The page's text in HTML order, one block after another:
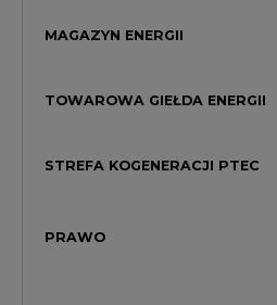
MAGAZYN ENERGII
TOWAROWA GIEŁDA ENERGII
STREFA KOGENERACJI PTEC
PRAWO